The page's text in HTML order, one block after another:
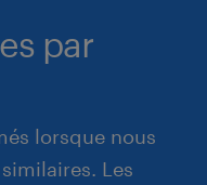
par
lorsque nous
Les